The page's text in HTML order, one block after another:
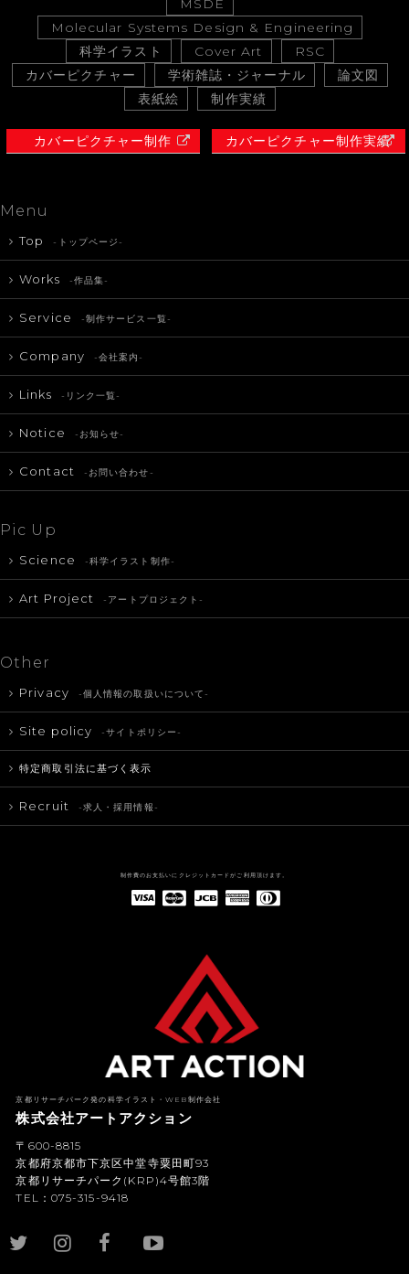
MSDE
Molecular Systems Design & Engineering
科学イラスト
Cover Art
RSC
カバーピクチャー
学術雑誌・ジャーナル
論文図
表紙絵
制作実績
カバーピクチャー制作 カバーピクチャー制作実績
Menu
Top -トップページ-
Works -作品集-
Service -制作サービス一覧-
Company -会社案内-
Links -リンク一覧-
Notice -お知らせ-
Contact -お問い合わせ-
Pic Up
Science -科学イラスト制作-
Art Project -アートプロジェクト-
Other
Privacy -個人情報の取扱いについて-
Site policy -サイトポリシー-
特定商取引法に基づく表示
Recruit -求人・採用情報-
制作費のお支払いにクレジットカードがご利用頂けます。
京都リサーチパーク発の科学イラスト・WEB制作会社
株式会社アートアクション
〒600-8815
京都府京都市下京区中堂寺粟田町93
京都リサーチパーク(KRP)4号館3階
TEL：075-315-9418